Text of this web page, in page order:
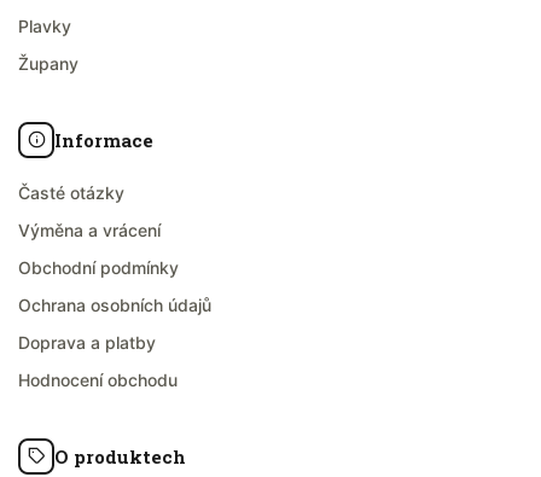
Plavky
Župany
Informace
Časté otázky
Výměna a vrácení
Obchodní podmínky
Ochrana osobních údajů
Doprava a platby
Hodnocení obchodu
O produktech